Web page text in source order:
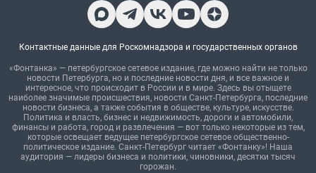
Контактные данные для Роскомнадзора и государственных органов
«Фонтанка» — петербургское сетевое издание, где можно найти не только
новости Петербурга, но и последние новости дня, и все важное и
интересное, что происходит в России и в мире. Здесь вы отыщете
наиболее значимые происшествия, новости Санкт-Петербурга, последние
новости бизнеса, а также события в обществе, культуре, искусстве.
Политика и власть, бизнес и недвижимость, дороги и автомобили,
финансы и работа, город и развлечения — вот только некоторые из тем,
которые освещает ведущее петербургское сетевое общественно-
политическое издание. Санкт-Петербург читает «Фонтанку»! Наша
аудитория — лидеры бизнеса и политики, чиновники, десятки тысяч
горожан.